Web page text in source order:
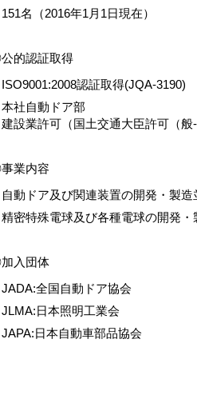
151名（2016年1月1日現在）
公的認証取得
ISO9001:2008認証取得(JQA-3190)
本社自動ドア部
建設業許可（国土交通大臣許可（
事業内容
自動ドア及び関連装置の開発・製造
精密特殊電球及び各種電球の開発・
加入団体
JADA:全国自動ドア協会
JLMA:日本照明工業会
JAPA:日本自動車部品協会